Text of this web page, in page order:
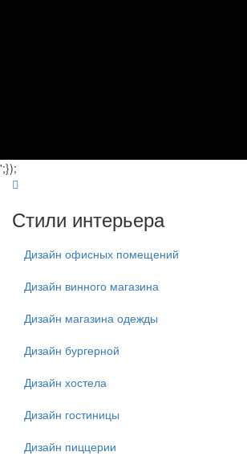
';});
Стили интерьера
Дизайн офисных помещений
Дизайн винного магазина
Дизайн магазина одежды
Дизайн бургерной
Дизайн хостела
Дизайн гостиницы
Дизайн пиццерии